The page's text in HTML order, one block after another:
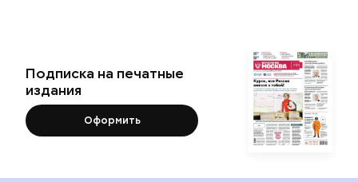
Подписка на печатные
издания
Оформить